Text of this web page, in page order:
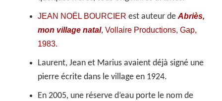
JEAN NOËL BOURCIER est auteur deAbriès,
mon village natal,Vollaire Productions, Gap,
1983.
Laurent, Jean et Marius avaient déjà signé une
pierre écrite dans le village en 1924.
En 2005, une réserve d’eau porte le nom de